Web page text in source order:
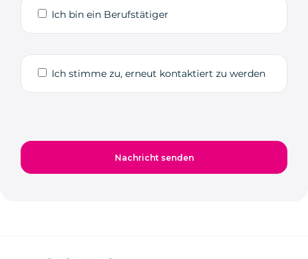
Ich bin ein Berufstätiger
Ich stimme zu, erneut kontaktiert zu werden